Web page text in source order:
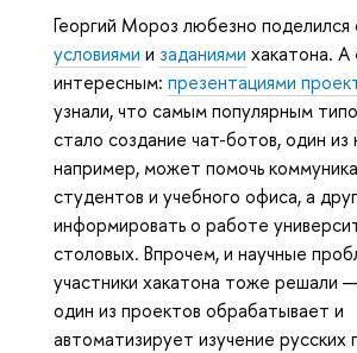
Георгий Мороз любезно поделился
условиями и заданиями хакатона.
интересным: презентациями
узнали, что самым популярным
стало создание чат-ботов, один из
например, может помочь
студентов и учебного офиса, а
информировать о работе
столовых. Впрочем, и научные
участники хакатона тоже решали
один из проектов обрабатывает и
автоматизирует изучение русских